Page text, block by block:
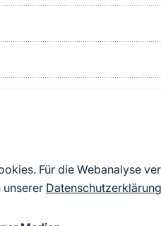
Für die Webanalyse
unserer Datenschutzerklärung